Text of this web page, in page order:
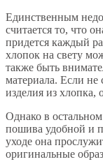
Единственным
считается то, что
придется каждый
хлопок на свету
также быть
материала. Если
изделия из хлопка,
Однако в
пошива удобной и
уходе она
оригинальные